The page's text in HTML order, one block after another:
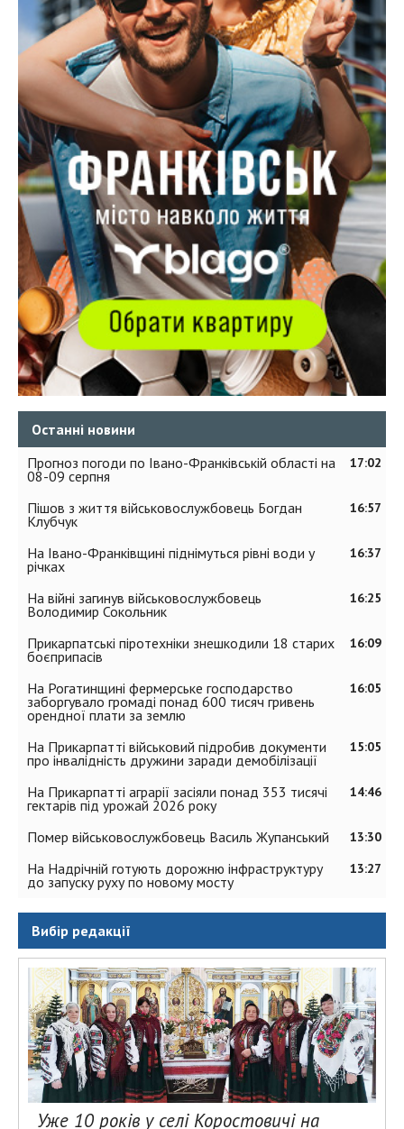
Останні новини
17:02
Прогноз погоди по Івано-Франківській області на
08-09 серпня
16:57
Пішов з життя військовослужбовець Богдан
Клубчук
16:37
На Івано-Франківщині піднімуться рівні води у
річках
16:25
На війні загинув військовослужбовець
Володимир Сокольник
16:09
Прикарпатські піротехніки знешкодили 18 старих
боєприпасів
16:05
На Рогатинщині фермерське господарство
заборгувало громаді понад 600 тисяч гривень
орендної плати за землю
15:05
На Прикарпатті військовий підробив документи
про інвалідність дружини заради демобілізації
14:46
На Прикарпатті аграрії засіяли понад 353 тисячі
гектарів під урожай 2026 року
13:30
Помер військовослужбовець Василь Жупанський
13:27
На Надрічній готують дорожню інфраструктуру
до запуску руху по новому мосту
Вибір редакції
Уже 10 років у селі Коростовичі на